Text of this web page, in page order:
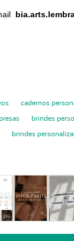
cadernos
brindes
brindes